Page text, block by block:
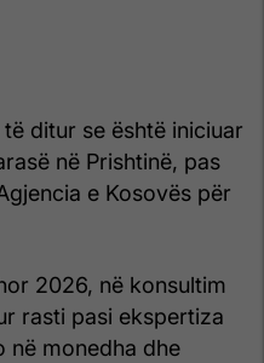
ditur se është iniciuar
në Prishtinë, pas
e Kosovës për
2026, në konsultim
rasti pasi ekspertiza
në monedha dhe